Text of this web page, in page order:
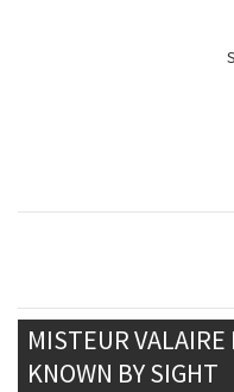
MISTEUR
KNOWN BY SIGHT